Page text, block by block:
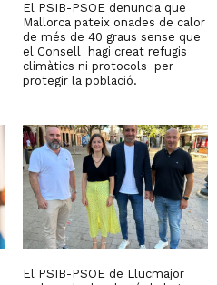
El PSIB-PSOE denuncia que
Mallorca pateix onades de calor
de més de 40 graus sense que
el Consell hagi creat refugis
climàtics ni protocols per
protegir la població.
El PSIB-PSOE de Llucmajor